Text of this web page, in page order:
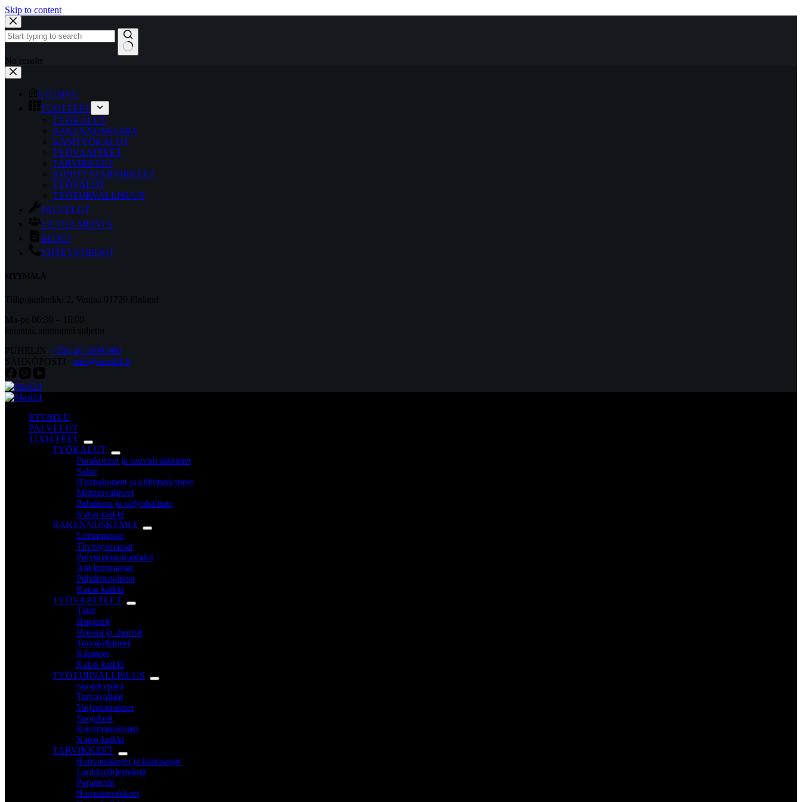
Skip to content
No results
ETUSIVU
TUOTTEET
TYÖKALUT
RAKENNUSKEMIA
KÄSITYÖKALUT
TYÖVAATTEET
TARVIKKEET
KIINITYSTARVIKKEET
TYÖVALOT
TYÖTURVALLISUUS
PALVELUT
TIETOA MEISTÄ
BLOGI
YHTEYSTIEDOT
MYYMÄLÄ
Tiilipojanlenkki 2, Vantaa 01720 Finland
Ma-pe 06:30 – 16:00
lauantai, sunnuntai suljettu
PUHELIN +358 40 1899 000
SÄHKÖPOSTI info@mari24.fi
ETUSIVU
PALVELUT
TUOTTEET
TYÖKALUT
Porakoneet ja ruuvinvääntimet
Sahat
Hiomakoneet ja kiillotuskoneet
Mittausvälineet
Puhdistus ja pölynhallinta
Katso kaikki
RAKENNUSKEMIA
Liimamassat
Tiivistysmassat
Polyuretaanivaahdot
Ankkurimassat
Puhdistusaineet
Katso kaikki
TYÖVAATTEET
Takit
Hupparit
Housut ja shortsit
Turvajalkineet
Käsineet
Katso kaikki
TYÖTURVALLISUUS
Suojakypärä
Turvavaljaat
Vaijeritarraimet
Suojalasit
Kuormansidonta
Katso kaikki
TARVIKKEET
Ruuvauskärjet ja kärkisarjat
Laukkujärjestelmä
Poranterät
Hiomatarvikkeet